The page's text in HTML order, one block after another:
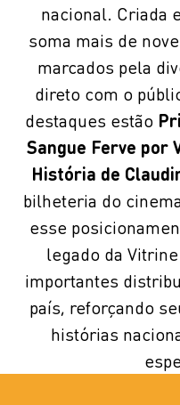
nacional. Criada
soma mais de
marcados pela
direto com o
destaques estão
Sangue Ferve por
História de
bilheteria do
esse
legado da
importantes
país, reforçando
histórias